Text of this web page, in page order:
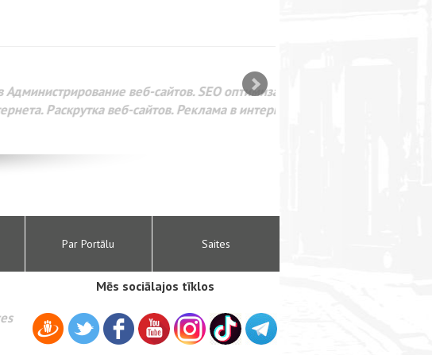
сайтов. SEO оптимизация сайта для
Реклама в интернете Google
Par Portālu Saites
Mēs sociālajos tīklos